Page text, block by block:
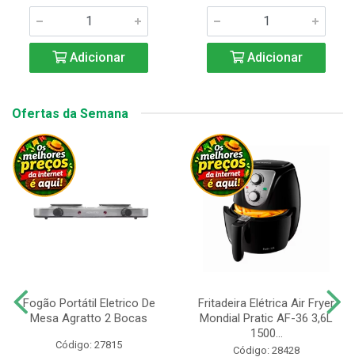
Adicionar Adicionar
Ofertas da Semana
Fogão Portátil Eletrico De
Mesa Agratto 2 Bocas
Código: 27815
Fritadeira Elétrica Air Fryer
Mondial Pratic AF-36 3,6L
1500...
Código: 28428